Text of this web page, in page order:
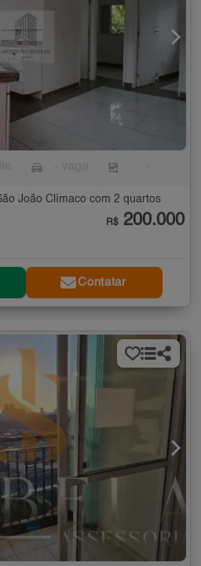
João Clímaco com 2 quartos
R$ 200.000
Contatar